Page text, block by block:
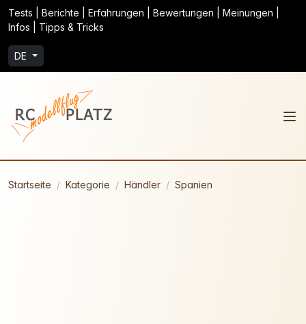
Tests | Berichte | Erfahrungen | Bewertungen | Meinungen |
Infos | Tipps & Tricks
DE
Startseite Kategorie Händler Spanien